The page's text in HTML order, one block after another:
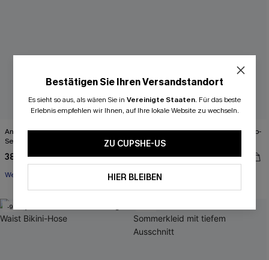
Animal-Print Mid-Waist Wendebikini-
Set
38,00 €47,00 €
Wendbar
Seersucker Gewebtes Mini Cover-Up-
Kleid
36,00 €40,00 €
-9%
Bestätigen Sie Ihren Versandstandort
Es sieht so aus, als wären Sie in Vereinigte Staaten. Für das beste
Erlebnis empfehlen wir Ihnen, auf Ihre lokale Website zu wechseln.
ZU CUPSHE-US
HIER BLEIBEN